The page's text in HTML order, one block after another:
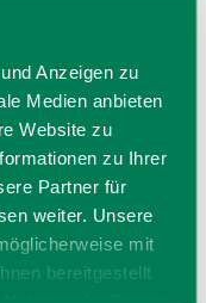
Anzeigen zu
Medien anbieten
Website zu
zu Ihrer
Partner für
weiter. Unsere
mit
bereitgestellt